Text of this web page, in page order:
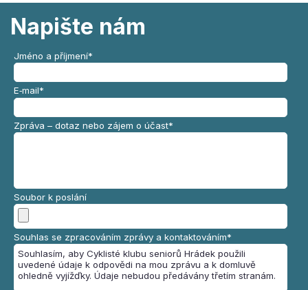
Napište nám
Jméno a příjmení*
E‑mail*
Zpráva – dotaz nebo zájem o účast*
Soubor k poslání
Souhlas se zpracováním zprávy a kontaktováním*
Souhlasím, aby Cyklisté klubu seniorů Hrádek použili
uvedené údaje k odpovědi na mou zprávu a k domluvě
ohledně vyjížďky. Údaje nebudou předávány třetím stranám.